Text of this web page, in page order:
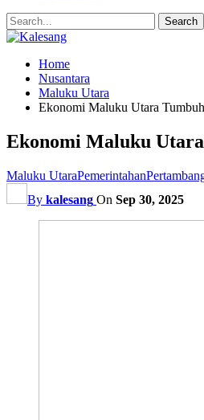
Home
Nusantara
Maluku Utara
Ekonomi Maluku Utara
Ekonomi Maluku
Maluku UtaraPemerintahan
By kalesang On Sep 30, 2025